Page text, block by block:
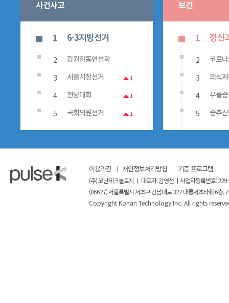
사건사고
1 6·3지방선거
2 강원합동연설회
3 서울시장선거 1
4 전당대회 1
5 국회의원선거 1
보건
1 정신
2 코로
3 의식
4 우울증
5 중추
이용약관 개인정보처리방침 기증 프로그램
(주) 코난테크놀로지 ㅣ 대표자: 김영섬 ㅣ사업자등록번호:
(06627) 서울특별시 서초구 강남대로 327 대륭서초타워 6층,
Copyright Konan Technology Inc. All rights